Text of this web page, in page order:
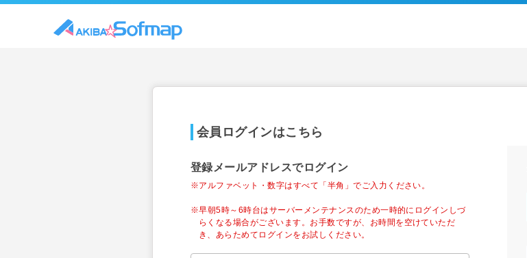
会員ログインはこちら
登録メールアドレスでログイン
※アルファベット・数字はすべて「半角」でご入力ください。
※早朝5時～6時台はサーバーメンテナンスのため一時的にログインしづ
らくなる場合がございます。お手数ですが、お時間を空けていただ
き、あらためてログインをお試しください。